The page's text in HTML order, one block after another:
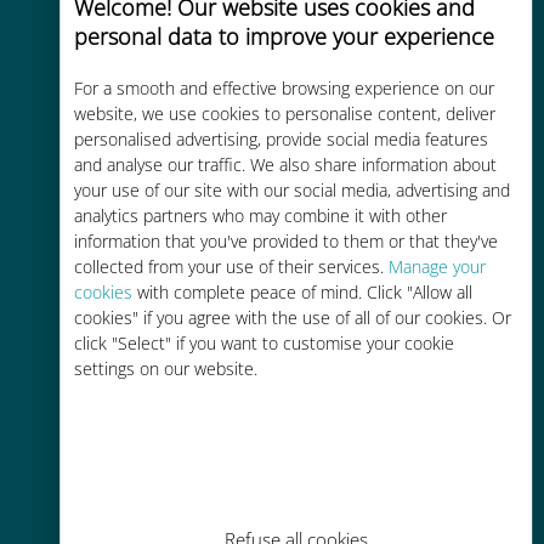
Welcome! Our website uses cookies and
personal data to improve your experience
For a smooth and effective browsing experience on our
website, we use cookies to personalise content, deliver
personalised advertising, provide social media features
and analyse our traffic. We also share information about
your use of our site with our social media, advertising and
analytics partners who may combine it with other
information that you've provided to them or that they've
collected from your use of their services. Manage your
cookies with complete peace of mind. Click "Allow all
cookies" if you agree with the use of all of our cookies. Or
click "Select" if you want to customise your cookie
settings on our website.
Refuse all cookies
Uygun maliyetli
Mevcut operatörünüzle dolaşım
ücretlerinden %90'a kadar daha
ucuz
Kolay doldurma
Ubigi uygulaması aracılığıyla her